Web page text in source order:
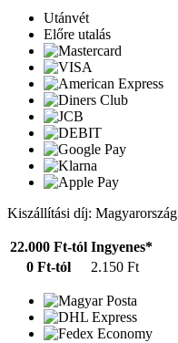
Utánvét
Előre utalás
Kiszállítási díj: Magyarország
22.000 Ft-tól Ingyenes*
0 Ft-tól
2.150 Ft